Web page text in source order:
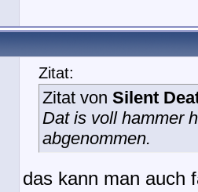
Zitat:
Zitat von Silent
Dat is voll hammer
abgenommen.
das kann man auch